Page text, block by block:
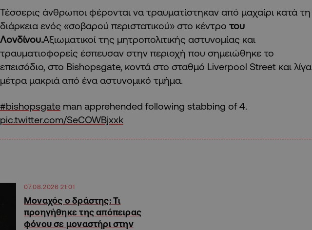
Τέσσερις άνθρωποι φέρονται να τραυματίστηκαν από μαχαίρι κατά τη
διάρκεια ενός «σοβαρού περιστατικού» στο κέντρο του
Λονδίνου.Αξιωματικοί της μητροπολιτικής αστυνομίας και
τραυματιοφορείς έσπευσαν στην περιοχή που σημειώθηκε το
επεισόδιο, στο Bishopsgate, κοντά στο σταθμό Liverpool Street και λίγα
μέτρα μακριά από ένα αστυνομικό τμήμα.
#bishopsgate man apprehended following stabbing of 4.
pic.twitter.com/SeCOWBjxxk
07.08.2026 21:01
Μοναχός ο δράστης: Τι
προηγήθηκε της απόπειρας
φόνου σε μοναστήρι στην